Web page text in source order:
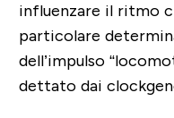
influenzare il ritmo
particolare
dell’impulso
dettato dai